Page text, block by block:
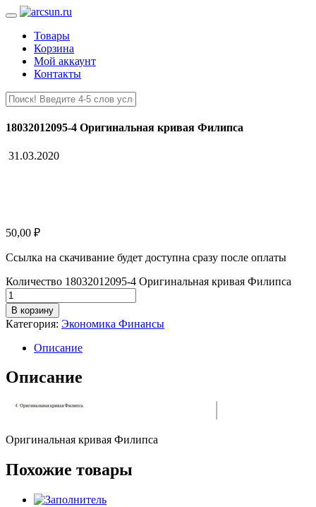
Товары
Корзина
Мой аккаунт
Контакты
18032012095-4 Оригинальная кривая Филипса
31.03.2020
50,00 ₽
Ссылка на скачивание будет доступна сразу после оплаты
Количество 18032012095-4 Оригинальная кривая Филипса
В корзину
Категория: Экономика Финансы
Описание
Описание
Оригинальная кривая Филипса
Похожие товары